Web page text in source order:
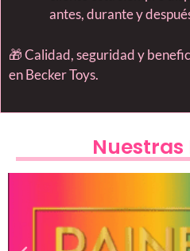
antes, durante y
🎁 Calidad, seguridad y
en Becker Toys.